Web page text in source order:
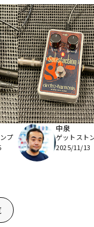
プ
中泉
ゲットスト
2025/11/13